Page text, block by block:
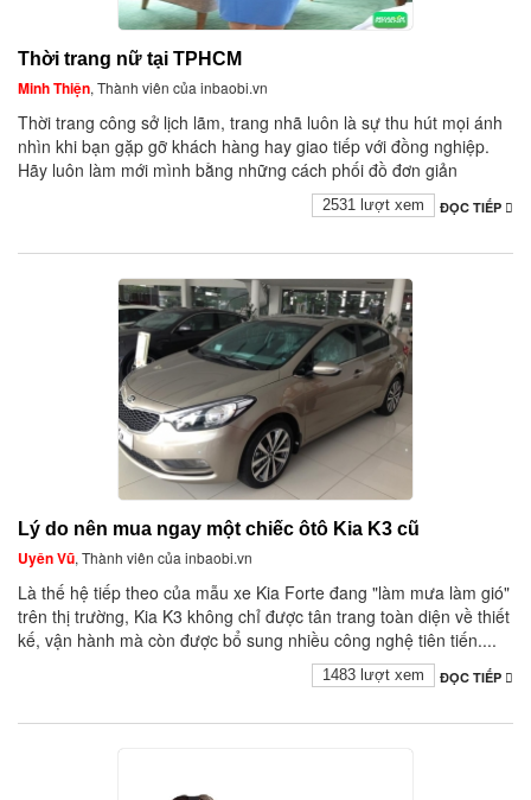
Thời trang nữ tại TPHCM
Minh Thiện, Thành viên của inbaobi.vn
Thời trang công sở lịch lãm, trang nhã luôn là sự thu hút mọi ánh
nhìn khi bạn gặp gỡ khách hàng hay giao tiếp với đồng nghiệp.
Hãy luôn làm mới mình bằng những cách phối đồ đơn giản
ĐỌC TIẾP
2531 lượt xem
Lý do nên mua ngay một chiếc ôtô Kia K3 cũ
Uyên Vũ, Thành viên của inbaobi.vn
Là thế hệ tiếp theo của mẫu xe Kia Forte đang "làm mưa làm gió"
trên thị trường, Kia K3 không chỉ được tân trang toàn diện về thiết
kế, vận hành mà còn được bổ sung nhiều công nghệ tiên tiến....
ĐỌC TIẾP
1483 lượt xem